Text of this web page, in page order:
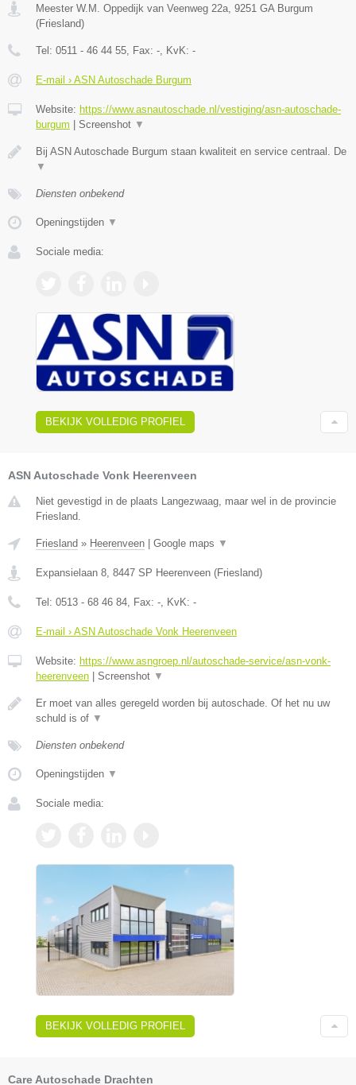
Meester W.M. Oppedijk van Veenweg 22a 9251 GA Burgum
(Friesland)
Tel: 0511 - 46 44 55 , Fax: - , KvK: -
E-mail › ASN Autoschade Burgum
Website: https://www.asnautoschade.nl/vestiging/asn-autoschade-
burgum | Screenshot ▼
Bij ASN Autoschade Burgum staan kwaliteit en service centraal. De
▼
Diensten onbekend
Openingstijden ▼
Sociale media:
BEKIJK VOLLEDIG PROFIEL
ASN Autoschade Vonk Heerenveen
Niet gevestigd in de plaats Langezwaag, maar wel in de provincie
Friesland.
Friesland » Heerenveen | Google maps ▼
Expansielaan 8 8447 SP Heerenveen (Friesland)
Tel: 0513 - 68 46 84 , Fax: - , KvK: -
E-mail › ASN Autoschade Vonk Heerenveen
Website: https://www.asngroep.nl/autoschade-service/asn-vonk-
heerenveen | Screenshot ▼
Er moet van alles geregeld worden bij autoschade. Of het nu uw
schuld is of ▼
Diensten onbekend
Openingstijden ▼
Sociale media:
BEKIJK VOLLEDIG PROFIEL
Care Autoschade Drachten